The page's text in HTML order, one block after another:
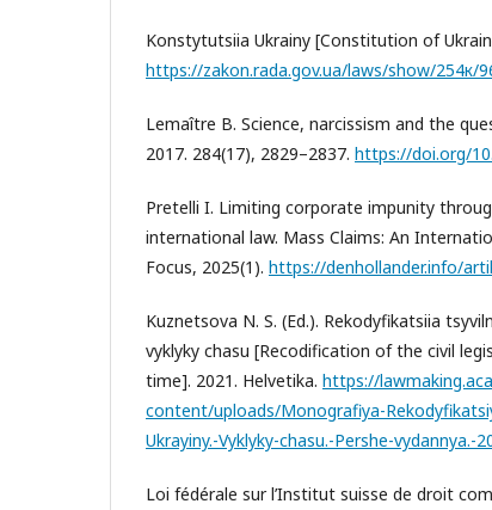
Konstytutsiia Ukrainy [Constitution of
https://zakon.rada.gov.ua/laws/show/254к/
Lemaître B. Science, narcissism and the
2017. 284(17), 2829–2837. https://doi.org/
Pretelli I. Limiting corporate impunity
international law. Mass Claims: An
Focus, 2025(1). https://denhollander.info/
Kuznetsova N. S. (Ed.). Rekodyfikatsiia
vyklyky chasu [Recodification of the civil
time]. 2021. Helvetika. https://
content/uploads/Monografiya-
Ukrayiny.-Vyklyky-chasu.-Pershe-vydannya.-
Loi fédérale sur l’Institut suisse de droit